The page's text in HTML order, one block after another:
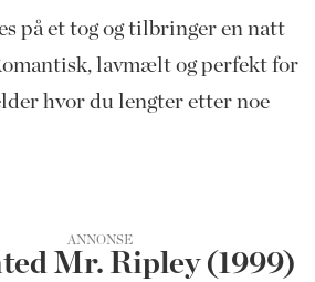
på et tog og tilbringer en natt
lavmælt og perfekt for
hvor du lengter etter noe
Mr. Ripley (1999)